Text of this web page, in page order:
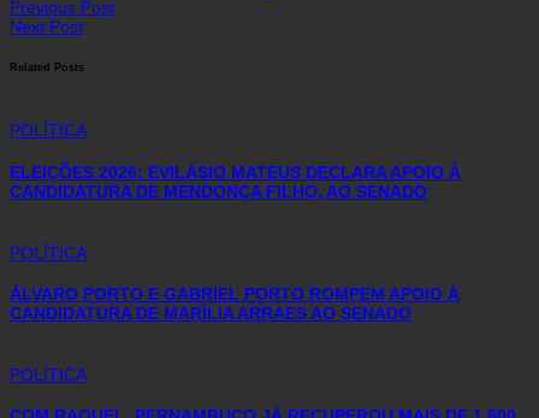
Previous Post
Next Post
Related Posts
POLÍTICA
ELEIÇÕES 2026: EVILÁSIO MATEUS DECLARA APOIO À
CANDIDATURA DE MENDONÇA FILHO, AO SENADO
POLÍTICA
ÁLVARO PORTO E GABRIEL PORTO ROMPEM APOIO À
CANDIDATURA DE MARÍLIA ARRAES AO SENADO
POLÍTICA